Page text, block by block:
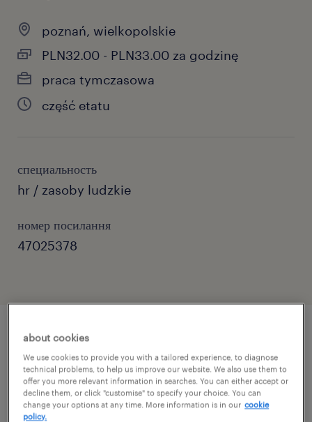
poznań, wielkopolskie
PLN32.00 - PLN33.00 za godzinę
praca tymczasowa
część etatu
специальность
hr / zasoby ludzkie
номер посилання
47025378
описание должности
Szukasz miejsca, gdzie możesz postawić
pierwsze kroki w obszarze HR i zdobyć cenne
about cookies
We use cookies to provide you with a tailored experience, to diagnose
technical problems, to help us improve our website. We also use them to
offer you more relevant information in searches. You can either accept or
decline them, or click "customise" to specify your choice. You can
change your options at any time. More information is in our cookie
policy.